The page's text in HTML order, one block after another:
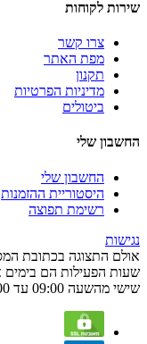
שירות לקוחות
צרו קשר
מפת האתר
תקנון
מדיניות הפרטיות
ביטולים
החשבון שלי
החשבון שלי
היסטוריית ההזמנות
רשימת תפוצה
נגישות
שישי מהשעה 09:00 עד 12:00.